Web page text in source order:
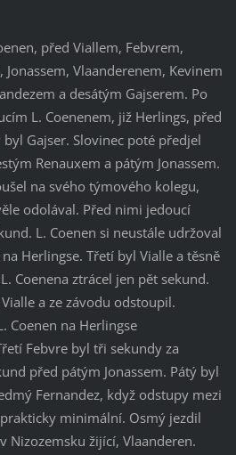
před Viallem, Febvrem,
Vlaanderenem, Kevinem
a desátým Gajserem. Po
L. Coenenem, již Herlings, před
Gajser. Slovinec poté předjel
Renauxem a pátým Jonassem.
na svého týmového kolegu,
odolával. Před nimi jedoucí
L. Coenen si neustále udržoval
Herlingse. Třetí byl Vialle a těsně
Coenena ztrácel jen pět sekund.
a ze závodu odstoupil.
Coenen na Herlingse
Febvre byl tři sekundy za
před pátým Jonassem. Pátý byl
Fernandez, když odstupy mezi
minimální. Osmý jezdil
Nizozemsku žijící, Vlaanderen.